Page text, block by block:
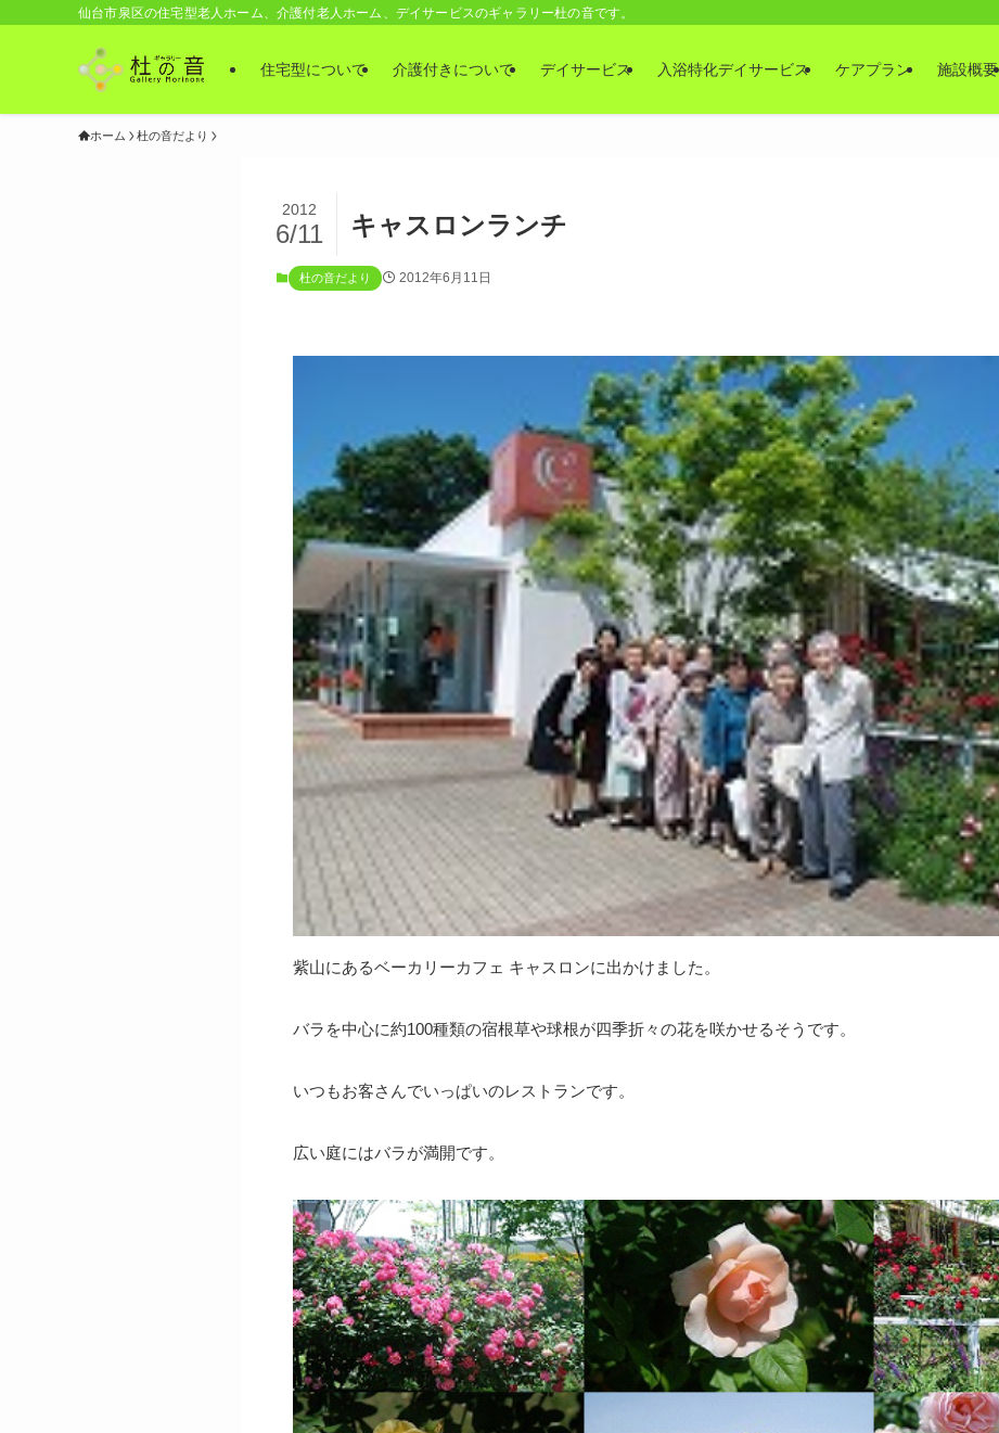
仙台市泉区の住宅型老人ホーム、介護付老人ホーム、デイサービスのギャラリー杜の音です。
住宅型について 介護付きについて デイサービス 入浴特化デイサービス ケアプラン 施設概要
ホーム 杜の音だより
キャスロンランチ
2012
6/11
杜の音だより 2012年6月11日
紫山にあるベーカリーカフェ キャスロンに出かけました。
バラを中心に約100種類の宿根草や球根が四季折々の花を咲かせるそうです。
いつもお客さんでいっぱいのレストランです。
広い庭にはバラが満開です。